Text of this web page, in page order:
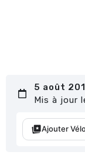
5 août
Mis à jour
Ajouter